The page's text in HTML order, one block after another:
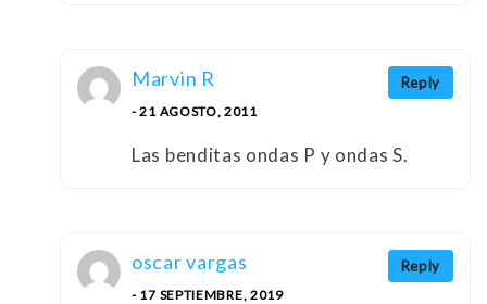
Reply
Marvin R
- 21 AGOSTO, 2011
Las benditas ondas P y ondas S.
Reply
oscar vargas
- 17 SEPTIEMBRE, 2019